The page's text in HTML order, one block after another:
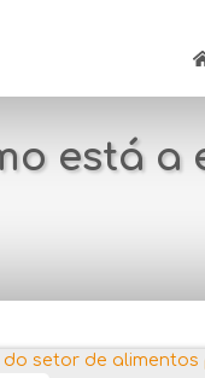
está